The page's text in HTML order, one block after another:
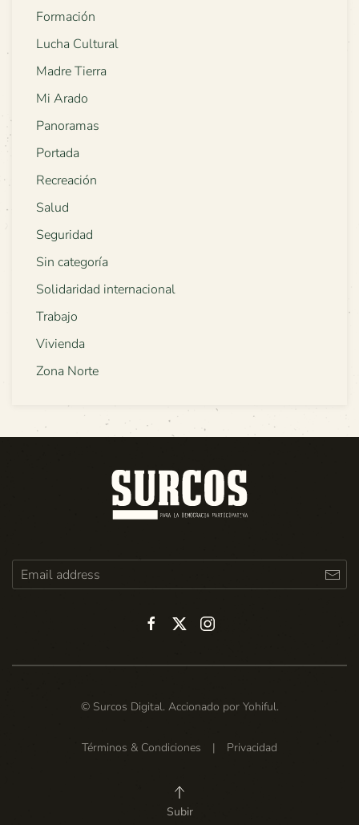
Formación
Lucha Cultural
Madre Tierra
Mi Arado
Panoramas
Portada
Recreación
Salud
Seguridad
Sin categoría
Solidaridad internacional
Trabajo
Vivienda
Zona Norte
© Surcos Digital. Accionado por Yohiful.
Términos & Condiciones | Privacidad
Subir